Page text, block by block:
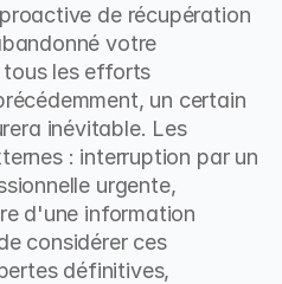
de récupération
votre
les efforts
un certain
inévitable. Les
: interruption par un
urgente,
d'une information
considérer ces
définitives,